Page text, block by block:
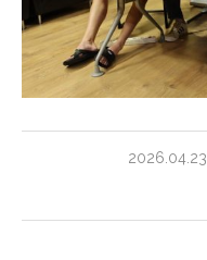
2026.04.23.